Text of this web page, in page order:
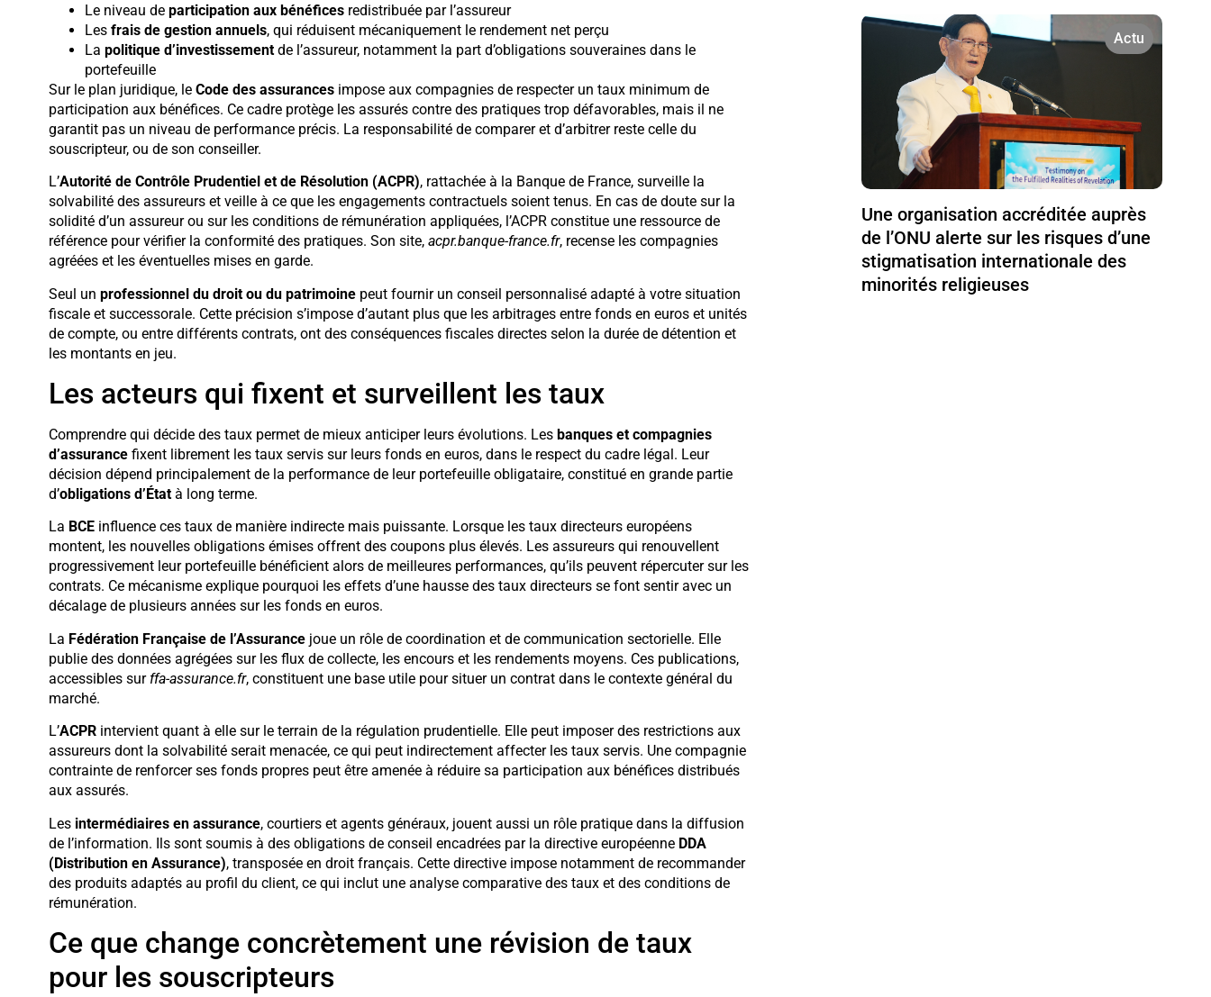
Le niveau de participation aux bénéficesredistribuée par l’assureur
Les frais de gestion annuels, qui réduisent mécaniquement le rendement net perçu
La politique d’investissementde l’assureur, notamment la part d’obligations souveraines dans le
portefeuille
Sur le plan juridique, le Code des assurancesimpose aux compagnies de respecter un taux minimum de
participation aux bénéfices. Ce cadre protège les assurés contre des pratiques trop défavorables, mais il ne
garantit pas un niveau de performance précis. La responsabilité de comparer et d’arbitrer reste celle du
souscripteur, ou de son conseiller.
L’Autorité de Contrôle Prudentiel et de Résolution (ACPR), rattachée à la Banque de France, surveille la
solvabilité des assureurs et veille à ce que les engagements contractuels soient tenus. En cas de doute sur la
solidité d’un assureur ou sur les conditions de rémunération appliquées, l’ACPR constitue une ressource de
référence pour vérifier la conformité des pratiques. Son site, acpr.banque-france.fr, recense les compagnies
agréées et les éventuelles mises en garde.
Seul un professionnel du droit ou du patrimoinepeut fournir un conseil personnalisé adapté à votre situation
fiscale et successorale. Cette précision s’impose d’autant plus que les arbitrages entre fonds en euros et unités
de compte, ou entre différents contrats, ont des conséquences fiscales directes selon la durée de détention et
les montants en jeu.
Les acteurs qui fixent et surveillent les taux
Comprendre qui décide des taux permet de mieux anticiper leurs évolutions. Les banques et compagnies
d’assurancefixent librement les taux servis sur leurs fonds en euros, dans le respect du cadre légal. Leur
décision dépend principalement de la performance de leur portefeuille obligataire, constitué en grande partie
d’obligations d’Étatà long terme.
La BCEinfluence ces taux de manière indirecte mais puissante. Lorsque les taux directeurs européens
montent, les nouvelles obligations émises offrent des coupons plus élevés. Les assureurs qui renouvellent
progressivement leur portefeuille bénéficient alors de meilleures performances, qu’ils peuvent répercuter sur les
contrats. Ce mécanisme explique pourquoi les effets d’une hausse des taux directeurs se font sentir avec un
décalage de plusieurs années sur les fonds en euros.
La Fédération Française de l’Assurancejoue un rôle de coordination et de communication sectorielle. Elle
publie des données agrégées sur les flux de collecte, les encours et les rendements moyens. Ces publications,
accessibles sur ffa-assurance.fr, constituent une base utile pour situer un contrat dans le contexte général du
marché.
L’ACPRintervient quant à elle sur le terrain de la régulation prudentielle. Elle peut imposer des restrictions aux
assureurs dont la solvabilité serait menacée, ce qui peut indirectement affecter les taux servis. Une compagnie
contrainte de renforcer ses fonds propres peut être amenée à réduire sa participation aux bénéfices distribués
aux assurés.
Les intermédiaires en assurance, courtiers et agents généraux, jouent aussi un rôle pratique dans la diffusion
de l’information. Ils sont soumis à des obligations de conseil encadrées par la directive européenne DDA
(Distribution en Assurance), transposée en droit français. Cette directive impose notamment de recommander
des produits adaptés au profil du client, ce qui inclut une analyse comparative des taux et des conditions de
rémunération.
Ce que change concrètement une révision de taux
pour les souscripteurs
Actu
Une organisation accréditée auprès
de l’ONU alerte sur les risques d’une
stigmatisation internationale des
minorités religieuses